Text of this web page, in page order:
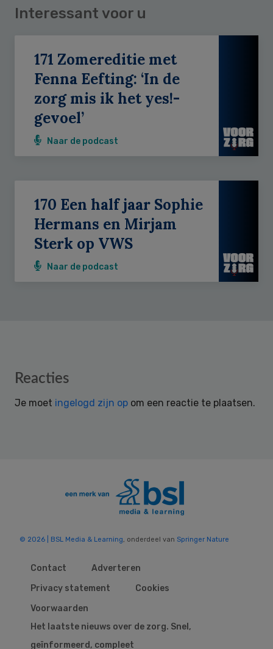
Interessant voor u
171 Zomereditie met
Fenna Eefting: ‘In de
zorg mis ik het yes!-
gevoel’
Naar de podcast
170 Een half jaar Sophie
Hermans en Mirjam
Sterk op VWS
Naar de podcast
Reader
Reacties
Je moet ingelogd zijn op om een reactie te plaatsen.
© 2026 | BSL Media & Learning, onderdeel van Springer Nature
Contact
Adverteren
Privacy statement
Cookies
Voorwaarden
Het laatste nieuws over de zorg. Snel,
geïnformeerd, compleet